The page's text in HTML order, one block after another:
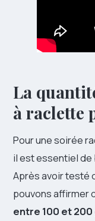
La
à raclette
Pour une soirée
il est essentiel de
Après avoir testé
pouvons affirmer
entre 100 et